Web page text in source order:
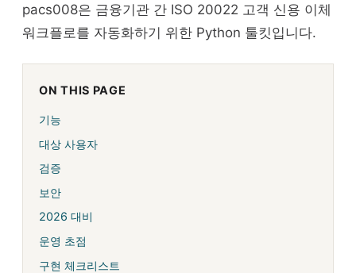
pacs008은 금융기관 간 ISO 20022 고객 신용 이체
워크플로를 자동화하기 위한 Python 툴킷입니다.
ON THIS PAGE
기능
대상 사용자
검증
보안
2026 대비
운영 초점
구현 체크리스트